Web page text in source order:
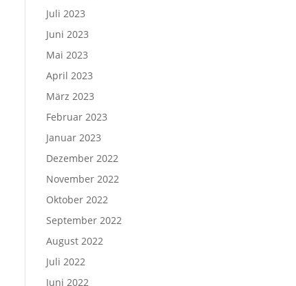
Juli 2023
Juni 2023
Mai 2023
April 2023
März 2023
Februar 2023
Januar 2023
Dezember 2022
November 2022
Oktober 2022
September 2022
August 2022
Juli 2022
Juni 2022